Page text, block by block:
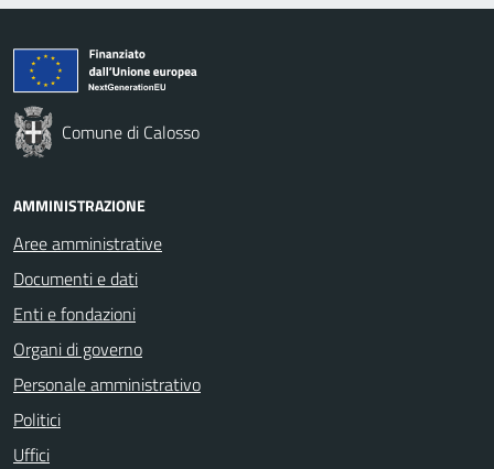
Comune di Calosso
AMMINISTRAZIONE
Aree amministrative
Documenti e dati
Enti e fondazioni
Organi di governo
Personale amministrativo
Politici
Uffici